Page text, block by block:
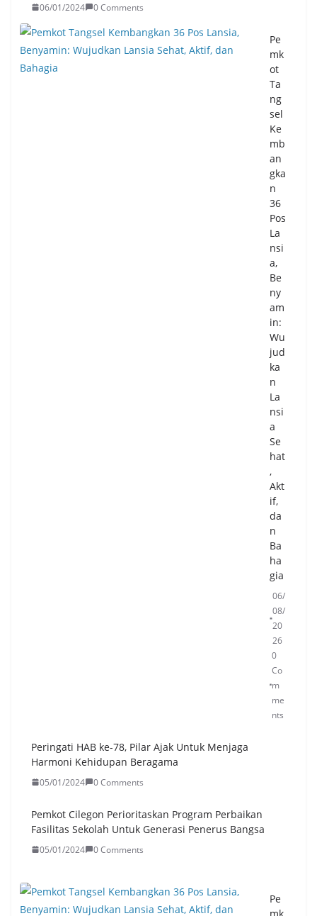
06/01/2024 0 Comments
Pe
mk
ot
Ta
ng
sel
Ke
mb
an
gka
n
36
Pos
La
nsi
a,
Be
ny
am
in:
Wu
jud
ka
n
La
nsi
a
Se
hat
,
Akt
if,
da
n
Ba
ha
gia
06/
08/
20
26
0
Co
m
me
nts
Peringati HAB ke-78, Pilar Ajak Untuk Menjaga
Harmoni Kehidupan Beragama
05/01/2024 0 Comments
Pemkot Cilegon Perioritaskan Program Perbaikan
Fasilitas Sekolah Untuk Generasi Penerus Bangsa
05/01/2024 0 Comments
Pe